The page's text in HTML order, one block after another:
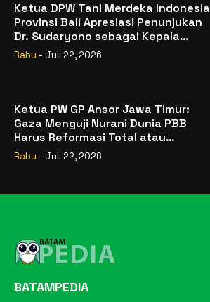
Ketua DPW Tani Merdeka Indonesia
Provinsi Bali Apresiasi Penunjukan
Dr. Sudaryono sebagai Kepala
Badan Gizi Nasional
Rabu - Juli 22, 2026
Ketua PW GP Ansor Jawa Timur:
Gaza Menguji Nurani Dunia PBB
Harus Reformasi Total atau
Kehilangan Legitimasi
Rabu - Juli 22, 2026
BATAMPEDIA